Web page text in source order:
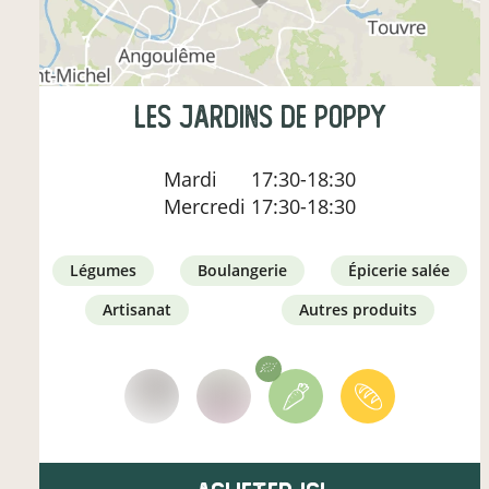
Les Jardins de Poppy
Mardi
17:30-18:30
Mercredi 17:30-18:30
légumes boulangerie
épicerie salée
artisanat
autres produits